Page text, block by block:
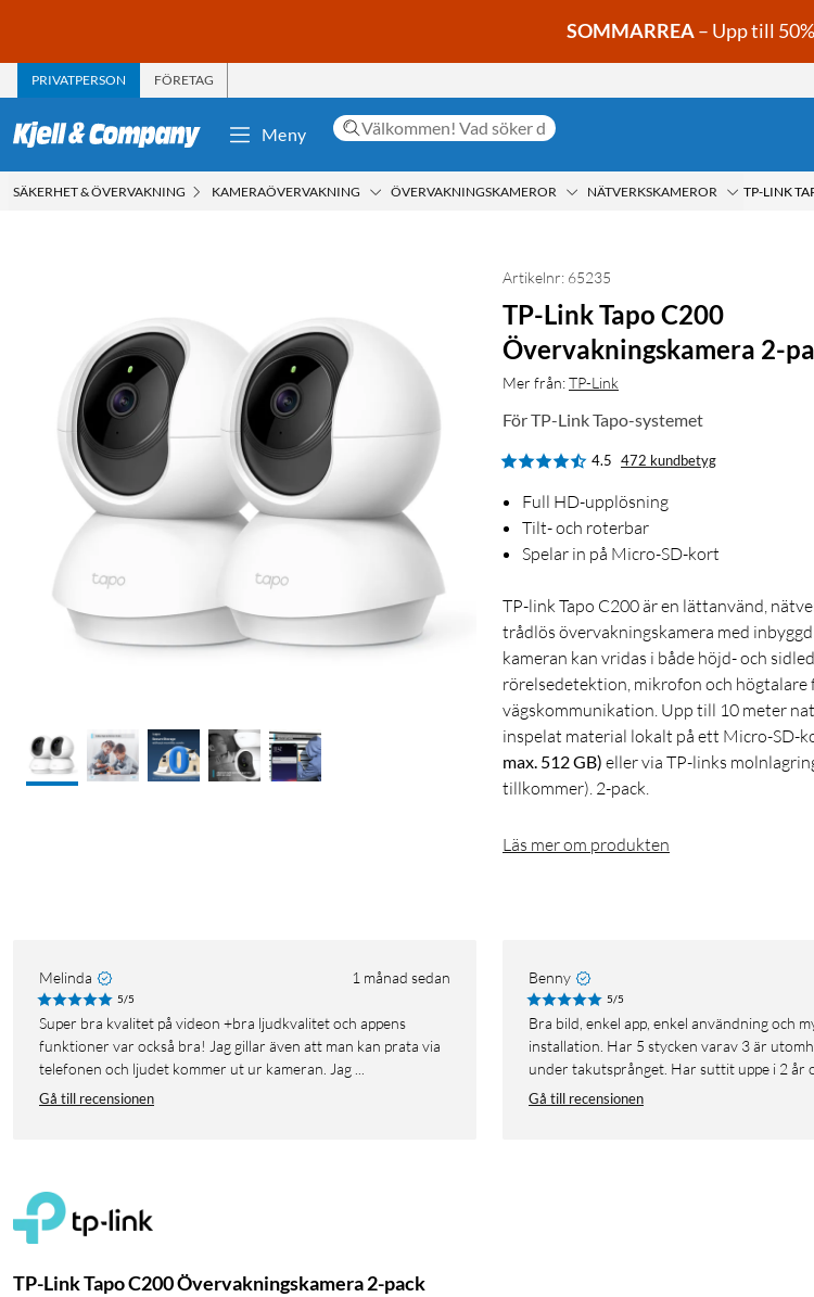
SOMMARREA– Upp till
PRIVATPERSON FÖRETAG
Meny
SÄKERHET & ÖVERVAKNING KAMERAÖVERVAKNING ÖVERVAKNINGSKAMEROR NÄTVERKSKAMEROR TP-LINK
Artikelnr: 65235
TP-Link Tapo C200
Övervakningskamera 2-
Mer från:TP-Link
För TP-Link Tapo-systemet
4.5 472 kundbetyg
Full HD-upplösning
Tilt- och roterbar
Spelar in på Micro-SD-kort
TP-link Tapo C200 är en lättanvänd,
trådlös övervakningskamera med
kameran kan vridas i både höjd- och
rörelsedetektion, mikrofon och högtalare
vägskommunikation. Upp till 10 meter
inspelat material lokalt på ett Micro-SD-
max. 512 GB) eller via TP-links
tillkommer). 2-pack.
Läs mer om produkten
Melinda 1 månad sedan
5/5
Super bra kvalitet på videon +bra ljudkvalitet och appens
funktioner var också bra! Jag gillar även att man kan prata via
telefonen och ljudet kommer ut ur kameran. Jag ...
Gå till recensionen
Benny
5/5
Bra bild, enkel app, enkel användning och mycket enkel
installation. Har 5 stycken varav 3 är
under takutsprånget. Har suttit uppe i 2 år
Gå till recensionen
TP-Link Tapo C200 Övervakningskamera 2-pack